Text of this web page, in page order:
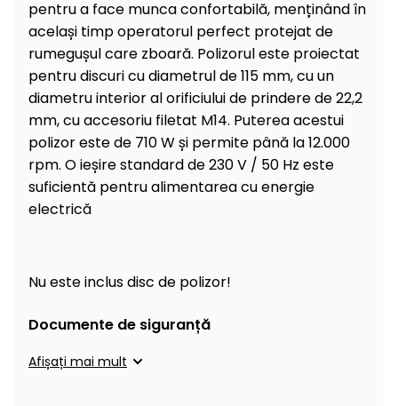
pentru a face munca confortabilă, menținând în
același timp operatorul perfect protejat de
rumegușul care zboară. Polizorul este proiectat
pentru discuri cu diametrul de 115 mm, cu un
diametru interior al orificiului de prindere de 22,2
mm, cu accesoriu filetat M14. Puterea acestui
polizor este de 710 W și permite până la 12.000
rpm. O ieșire standard de 230 V / 50 Hz este
suficientă pentru alimentarea cu energie
electrică
Nu este inclus disc de polizor!
Documente de siguranță
Afișați mai mult